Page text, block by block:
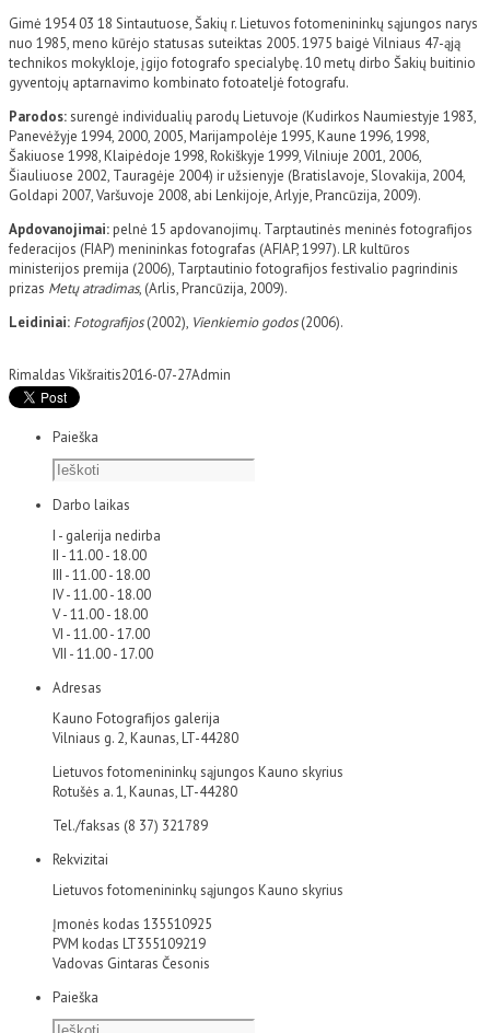
Gimė 1954 03 18 Sintautuose, Šakių r. Lietuvos fotomenininkų sąjungos narys
nuo 1985, meno kūrėjo statusas suteiktas 2005. 1975 baigė Vilniaus 47-ąją
technikos mokykloje, įgijo fotografo specialybę. 10 metų dirbo Šakių buitinio
gyventojų aptarnavimo kombinato fotoateljė fotografu.
Parodos:surengė individualių parodų Lietuvoje (Kudirkos Naumiestyje 1983,
Panevėžyje 1994, 2000, 2005, Marijampolėje 1995, Kaune 1996, 1998,
Šakiuose 1998, Klaipėdoje 1998, Rokiškyje 1999, Vilniuje 2001, 2006,
Šiauliuose 2002, Tauragėje 2004) ir užsienyje (Bratislavoje, Slovakija, 2004,
Goldapi 2007, Varšuvoje 2008, abi Lenkijoje, Arlyje, Prancūzija, 2009).
Apdovanojimai:pelnė 15 apdovanojimų. Tarptautinės meninės fotografijos
federacijos (FIAP) menininkas fotografas (AFIAP, 1997). LR kultūros
ministerijos premija (2006), Tarptautinio fotografijos festivalio pagrindinis
prizas Metų atradimas, (Arlis, Prancūzija, 2009).
Leidiniai: Fotografijos(2002), Vienkiemio godos(2006).
Rimaldas Vikšraitis2016-07-27Admin
Paieška
Darbo laikas
I - galerija nedirba
II - 11.00 - 18.00
III - 11.00 - 18.00
IV - 11.00 - 18.00
V - 11.00 - 18.00
VI - 11.00 - 17.00
VII - 11.00 - 17.00
Adresas
Kauno Fotografijos galerija
Vilniaus g. 2, Kaunas, LT-44280
Lietuvos fotomenininkų sąjungos Kauno skyrius
Rotušės a. 1, Kaunas, LT-44280
Tel./faksas (8 37) 321789
Rekvizitai
Lietuvos fotomenininkų sąjungos Kauno skyrius
Įmonės kodas 135510925
PVM kodas LT355109219
Vadovas Gintaras Česonis
Paieška